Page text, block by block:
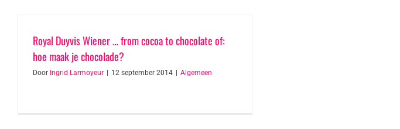
Royal Duyvis Wiener … from cocoa to chocolate of:
hoe maak je chocolade?
Door Ingrid Larmoyeur 12 september 2014 Algemeen